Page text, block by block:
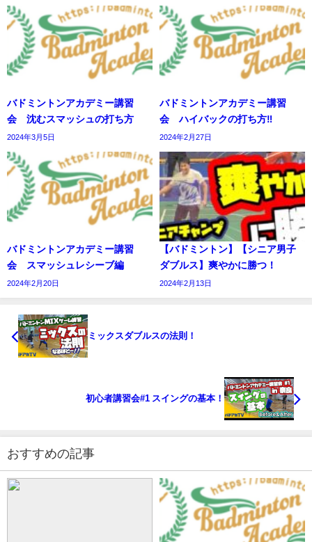
バドミントンアカデミー講習
会 沈むスマッシュの打ち方
2024年3月5日
バドミントンアカデミー講習
会 ハイバックの打ち方‼️
2024年2月27日
バドミントンアカデミー講習
会 スマッシュレシーブ編
2024年2月20日
【バドミントン】【シニア男子
ダブルス】爽やかに勝つ！
2024年2月13日
ミックスダブルスの法則！
初心者講習会#1 スイングの基本！
おすすめの記事